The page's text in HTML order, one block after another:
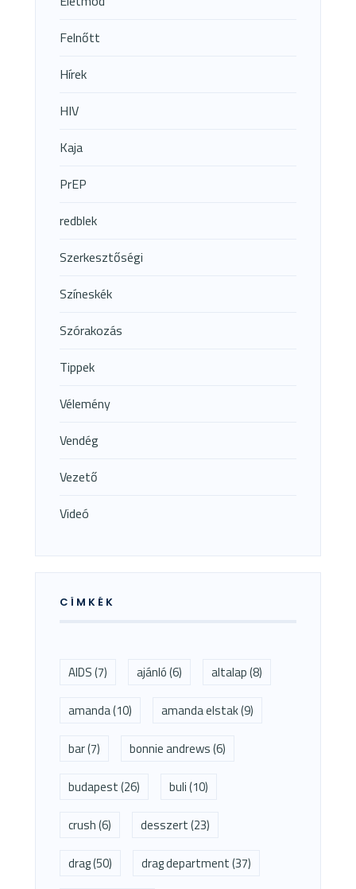
Felnőtt
Hírek
HIV
Kaja
PrEP
redblek
Szerkesztőségi
Színeskék
Szórakozás
Tippek
Vélemény
Vendég
Vezető
Videó
CÍMKÉK
AIDS(7) ajánló(6) altalap(8)
amanda(10) amanda elstak(9)
bar(7) bonnie andrews(6)
budapest(26) buli(10)
crush(6) desszert(23)
drag(50) drag department(37)